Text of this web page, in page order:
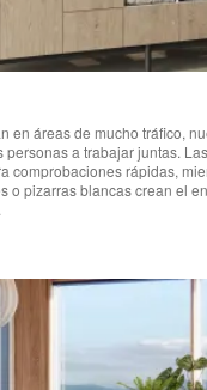
en áreas de mucho tráfico,
personas a trabajar juntas.
comprobaciones rápidas,
o pizarras blancas crean el